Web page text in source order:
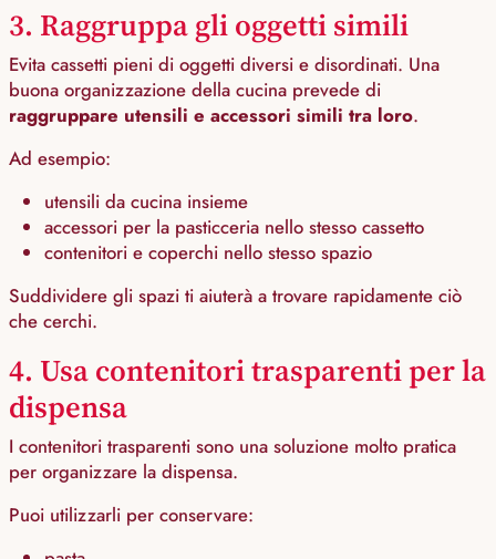
3. Raggruppa gli oggetti simili
Evita cassetti pieni di oggetti diversi e disordinati. Una
buona organizzazione della cucina prevede di
raggruppare utensili e accessori simili tra loro.
Ad esempio:
utensili da cucina insieme
accessori per la pasticceria nello stesso cassetto
contenitori e coperchi nello stesso spazio
Suddividere gli spazi ti aiuterà a trovare rapidamente ciò
che cerchi.
4. Usa contenitori trasparenti per la
dispensa
I contenitori trasparenti sono una soluzione molto pratica
per organizzare la dispensa.
Puoi utilizzarli per conservare: